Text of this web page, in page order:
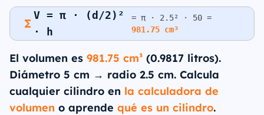
V = π · (d/2)²
· h
= π · 2.5² · 50 =
981.75 cm³
El volumen es 981.75 cm³ (0.9817 litros).
Diámetro 5 cm → radio 2.5 cm. Calcula
cualquier cilindro en la calculadora de
volumen o aprende qué es un cilindro.